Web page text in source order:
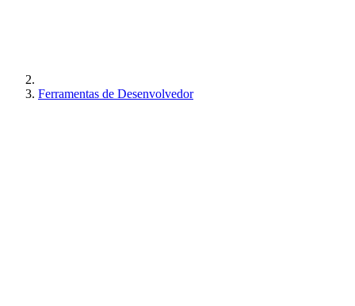
Ferramentas de Desenvolvedor